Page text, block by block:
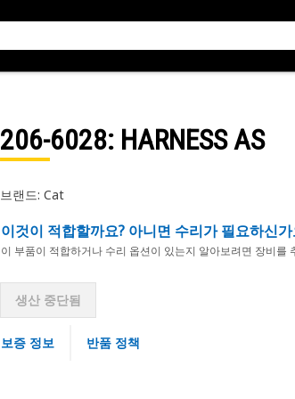
206-6028: HARNESS AS
브랜드: Cat
이것이 적합할까요? 아니면 수리가 필요하신가
이 부품이 적합하거나 수리 옵션이 있는지 알아보려면 장비를
생산 중단됨
보증 정보 반품 정책